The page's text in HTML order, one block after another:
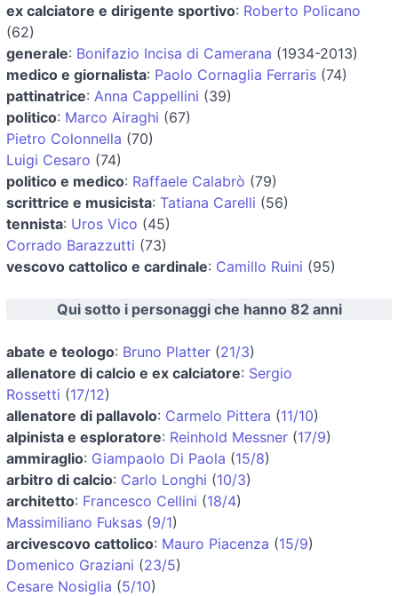
ex calciatore e dirigente sportivo: Roberto Policano
(62)
generale: Bonifazio Incisa di Camerana (1934-2013)
medico e giornalista: Paolo Cornaglia Ferraris (74)
pattinatrice: Anna Cappellini (39)
politico: Marco Airaghi (67)
Pietro Colonnella (70)
Luigi Cesaro (74)
politico e medico: Raffaele Calabrò (79)
scrittrice e musicista: Tatiana Carelli (56)
tennista: Uros Vico (45)
Corrado Barazzutti (73)
vescovo cattolico e cardinale: Camillo Ruini (95)
Qui sotto i personaggi che hanno 82 anni
abate e teologo: Bruno Platter (21/3)
allenatore di calcio e ex calciatore: Sergio
Rossetti (17/12)
allenatore di pallavolo: Carmelo Pittera (11/10)
alpinista e esploratore: Reinhold Messner (17/9)
ammiraglio: Giampaolo Di Paola (15/8)
arbitro di calcio: Carlo Longhi (10/3)
architetto: Francesco Cellini (18/4)
Massimiliano Fuksas (9/1)
arcivescovo cattolico: Mauro Piacenza (15/9)
Domenico Graziani (23/5)
Cesare Nosiglia (5/10)